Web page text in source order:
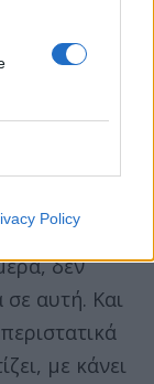
Policy
ομάδων, με
που…
δεν
αυτή. Και
με κάνει